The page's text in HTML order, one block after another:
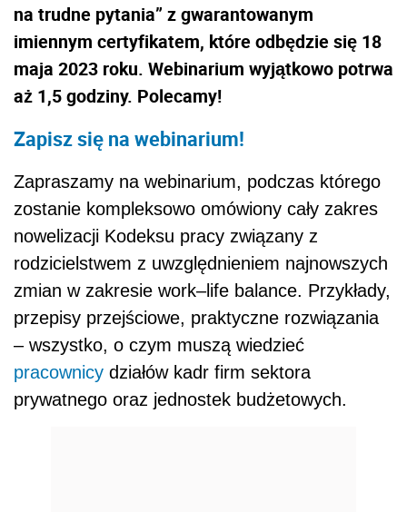
na trudne pytania” z gwarantowanym
imiennym certyfikatem, które odbędzie się 18
maja 2023 roku. Webinarium wyjątkowo potrwa
aż 1,5 godziny. Polecamy!
Zapisz się na webinarium!
Zapraszamy na webinarium, podczas którego
zostanie kompleksowo omówiony cały zakres
nowelizacji Kodeksu pracy związany z
rodzicielstwem z uwzględnieniem najnowszych
zmian w zakresie work–life balance. Przykłady,
przepisy przejściowe, praktyczne rozwiązania
– wszystko, o czym muszą wiedzieć
pracownicy działów kadr firm sektora
prywatnego oraz jednostek budżetowych.